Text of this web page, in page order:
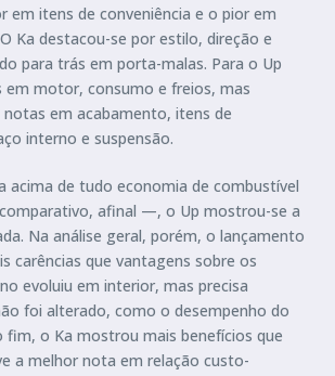
em itens de conveniência e o pior em
Ka destacou-se por estilo, direção e
para trás em porta-malas. Para o Up
em motor, consumo e freios, mas
em acabamento, itens de
interno e suspensão.
acima de tudo economia de combustível
afinal —, o Up mostrou-se a
Na análise geral, porém, o lançamento
carências que vantagens sobre os
evoluiu em interior, mas precisa
foi alterado, como o desempenho do
o Ka mostrou mais benefícios que
a melhor nota em relação custo-